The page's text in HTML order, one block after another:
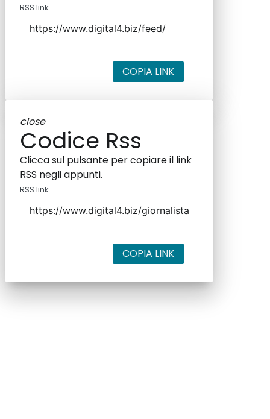
RSS link
COPIA LINK
close
Codice Rss
Clicca sul pulsante per copiare il link
RSS negli appunti.
RSS link
COPIA LINK